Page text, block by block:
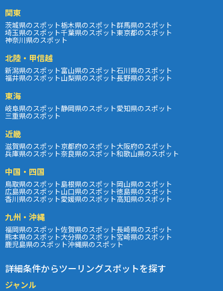
関東
茨城県のスポット栃木県のスポット群馬県のスポット
埼玉県のスポット千葉県のスポット東京都のスポット
神奈川県のスポット
北陸・甲信越
新潟県のスポット富山県のスポット石川県のスポット
福井県のスポット山梨県のスポット長野県のスポット
東海
岐阜県のスポット静岡県のスポット愛知県のスポット
三重県のスポット
近畿
滋賀県のスポット京都府のスポット大阪府のスポット
兵庫県のスポット奈良県のスポット和歌山県のスポット
中国・四国
鳥取県のスポット島根県のスポット岡山県のスポット
広島県のスポット山口県のスポット徳島県のスポット
香川県のスポット愛媛県のスポット高知県のスポット
九州・沖縄
福岡県のスポット佐賀県のスポット長崎県のスポット
熊本県のスポット大分県のスポット宮崎県のスポット
鹿児島県のスポット沖縄県のスポット
詳細条件からツーリングスポットを探す
ジャンル